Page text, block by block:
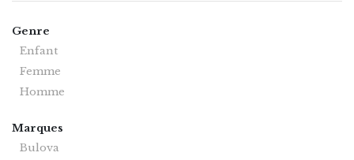
Genre
Enfant
Femme
Homme
Marques
Bulova